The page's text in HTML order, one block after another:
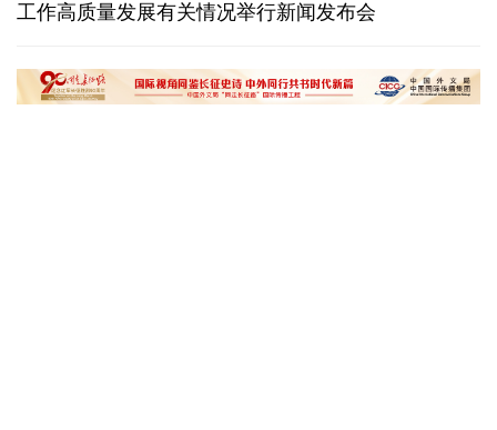
韩国总统要求加速整合军校 防范再度发生军事政变
工作高质量发展有关情况举行新闻发布会